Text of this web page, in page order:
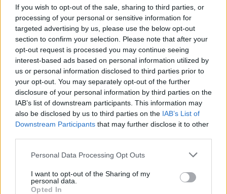
If you wish to opt-out of the sale, sharing to third parties, or
processing of your personal or sensitive information for
targeted advertising by us, please use the below opt-out
section to confirm your selection. Please note that after your
opt-out request is processed you may continue seeing
interest-based ads based on personal information utilized by
us or personal information disclosed to third parties prior to
your opt-out. You may separately opt-out of the further
disclosure of your personal information by third parties on the
IAB’s list of downstream participants. This information may
also be disclosed by us to third parties on the IAB’s List of
Downstream Participants that may further disclose it to other
Personal Data Processing Opt Outs
I want to opt-out of the Sharing of my
personal data.
Opted In
2026. augusztus 09., vasárnap
A magyarság szimbóluma, de
voltaképpen melyik madár a turul?